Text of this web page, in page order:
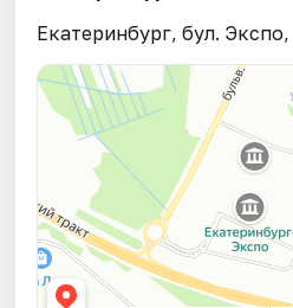
Екатеринбург, бул. Экспо,